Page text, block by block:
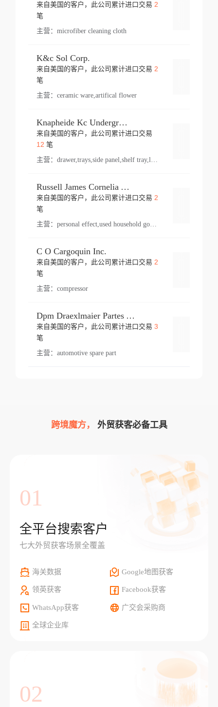
来自美国的客户，此公司累计进口交易 2
笔
主营： microfiber cleaning cloth
K&c Sol Corp.
来自美国的客户，此公司累计进口交易 2
笔
主营： ceramic ware,artifical flower
Knapheide Kc Underground
来自美国的客户，此公司累计进口交易
12 笔
主营：
Russell James Cornelia Arlington Va
来自美国的客户，此公司累计进口交易 2
笔
主营： personal effect,used household goods
C O Cargoquin Inc.
来自美国的客户，此公司累计进口交易 2
笔
主营： compressor
Dpm Draexlmaier Partes Automotrices Corr Ind Huejotzingo
来自美国的客户，此公司累计进口交易 3
笔
主营： automotive spare part
跨境魔方， 外贸获客必备工具
01
全平台搜索客户
七大外贸获客场景全覆盖
海关数据 Google地图获客
领英获客 Facebook获客
WhatsApp获客 广交会采购商
全球企业库
02